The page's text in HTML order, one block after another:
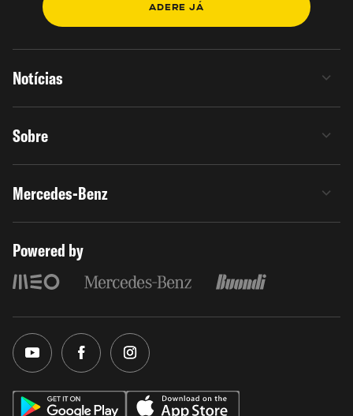
ADERE JÁ
Notícias
Sobre
Mercedes-Benz
Powered by